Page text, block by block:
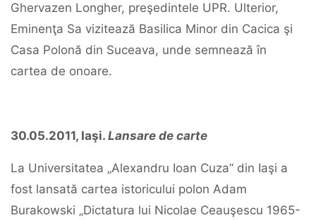
Ghervazen Longher, preşedintele UPR. Ulterior,
Eminenţa Sa vizitează Basilica Minor din Cacica şi
Casa Polonă din Suceava, unde semnează în
cartea de onoare.
30.05.2011, Iaşi. Lansare de carte
La Universitatea „Alexandru Ioan Cuza” din Iaşi a
fost lansată cartea istoricului polon Adam
Burakowski „Dictatura lui Nicolae Ceauşescu 1965-